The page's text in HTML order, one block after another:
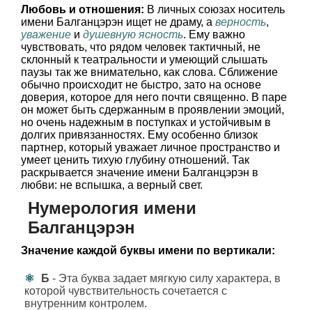
Любовь и отношения: В личных союзах носитель
имени Балганцэрэн ищет не драму, а верность,
уважение и душевную ясность. Ему важно
чувствовать, что рядом человек тактичный, не
склонный к театральности и умеющий слышать
паузы так же внимательно, как слова. Сближение
обычно происходит не быстро, зато на основе
доверия, которое для него почти священно. В паре
он может быть сдержанным в проявлении эмоций,
но очень надежным в поступках и устойчивым в
долгих привязанностях. Ему особенно близок
партнер, который уважает личное пространство и
умеет ценить тихую глубину отношений. Так
раскрывается значение имени Балганцэрэн в
любви: не вспышка, а верный свет.
Нумерология имени
Балганцэрэн
Значение каждой буквы имени по вертикали:
Б - Эта буква задает мягкую силу характера, в
которой чувствительность сочетается с
внутренним контролем.